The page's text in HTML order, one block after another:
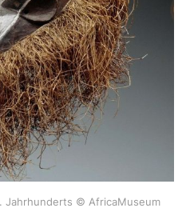
Jahrhunderts © AfricaMuseum